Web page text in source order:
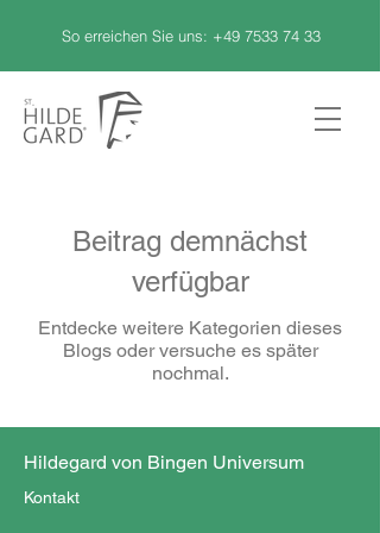
So erreichen Sie uns: +49 7533 74 33
Beitrag demnächst
verfügbar
Entdecke weitere Kategorien dieses
Blogs oder versuche es später
nochmal.
Hildegard von Bingen Universum
Kontakt